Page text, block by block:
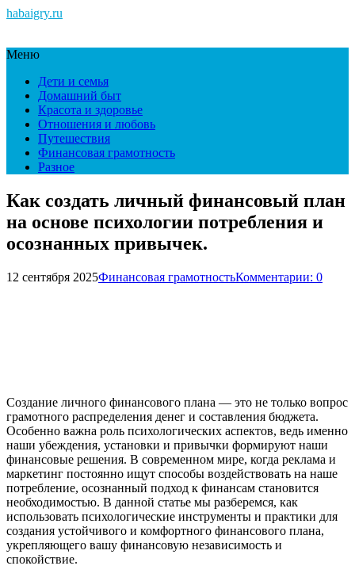
habaigry.ru
Меню
Дети и семья
Домашний быт
Красота и здоровье
Отношения и любовь
Путешествия
Финансовая грамотность
Разное
Как создать личный финансовый план
на основе психологии потребления и
осознанных привычек.
12 сентября 2025Финансовая грамотностьКомментарии: 0
Создание личного финансового плана — это не только вопрос
грамотного распределения денег и составления бюджета.
Особенно важна роль психологических аспектов, ведь именно
наши убеждения, установки и привычки формируют наши
финансовые решения. В современном мире, когда реклама и
маркетинг постоянно ищут способы воздействовать на наше
потребление, осознанный подход к финансам становится
необходимостью. В данной статье мы разберемся, как
использовать психологические инструменты и практики для
создания устойчивого и комфортного финансового плана,
укрепляющего вашу финансовую независимость и
спокойствие.